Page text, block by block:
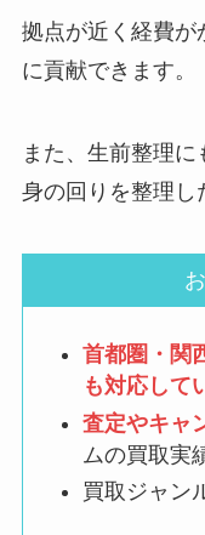
拠点が近く経費が
に貢献できます。
また、生前整理
身の回りを整理し
首都圏・関
も対応して
査定やキャ
ムの買取実
買取ジャン